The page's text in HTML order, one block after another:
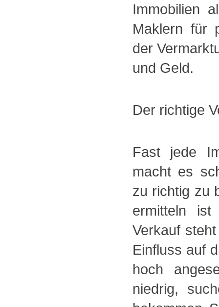
Immobilien
Maklern für
der
und Geld.
Der richtige
Fast jede
macht es
zu richtig zu
ermitteln ist
Verkauf
Einfluss auf
hoch
niedrig,